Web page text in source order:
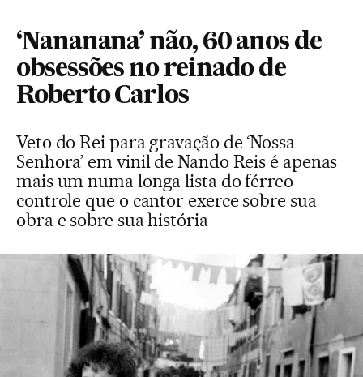
‘Nananana’ não, 60 anos de
obsessões no reinado de
Roberto Carlos
Veto do Rei para gravação de ‘Nossa
Senhora’ em vinil de Nando Reis é apenas
mais um numa longa lista do férreo
controle que o cantor exerce sobre sua
obra e sobre sua história